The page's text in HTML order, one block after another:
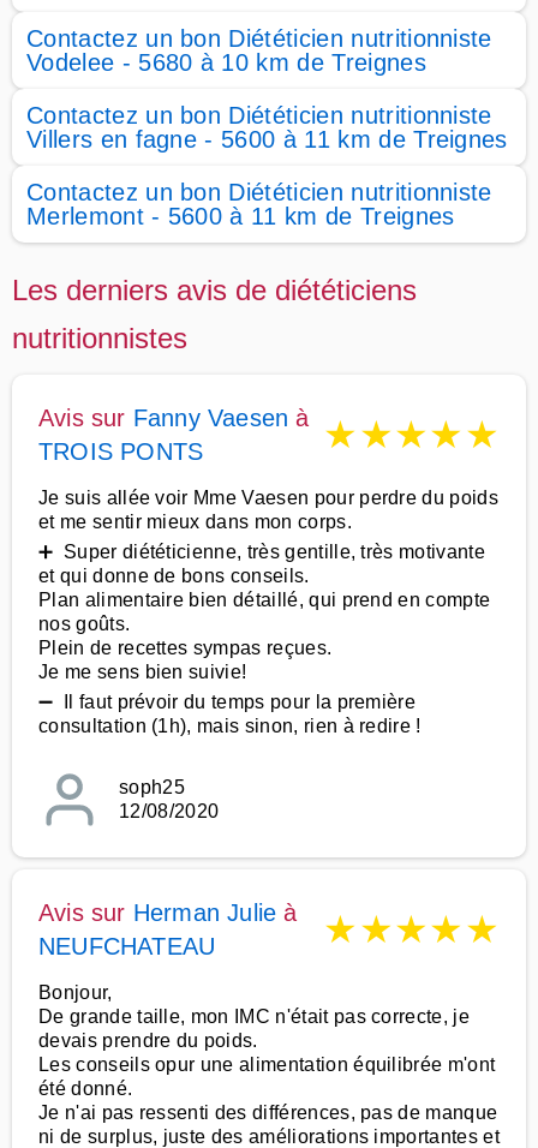
Contactez un bon Diététicien nutritionniste
Vodelee - 5680 à 10 km de Treignes
Contactez un bon Diététicien nutritionniste
Villers en fagne - 5600 à 11 km de Treignes
Contactez un bon Diététicien nutritionniste
Merlemont - 5600 à 11 km de Treignes
Les derniers avis de diététiciens
nutritionnistes
Avis sur Fanny Vaesen à
TROIS PONTS
★★★★★
Je suis allée voir Mme Vaesen pour perdre du poids
et me sentir mieux dans mon corps.
➕ Super diététicienne, très gentille, très motivante
et qui donne de bons conseils.
Plan alimentaire bien détaillé, qui prend en compte
nos goûts.
Plein de recettes sympas reçues.
Je me sens bien suivie!
➖ Il faut prévoir du temps pour la première
consultation (1h), mais sinon, rien à redire !
soph25
12/08/2020
Avis sur Herman Julie à
NEUFCHATEAU
★★★★★
Bonjour,
De grande taille, mon IMC n'était pas correcte, je
devais prendre du poids.
Les conseils opur une alimentation équilibrée m'ont
été donné.
Je n'ai pas ressenti des différences, pas de manque
ni de surplus, juste des améliorations importantes et